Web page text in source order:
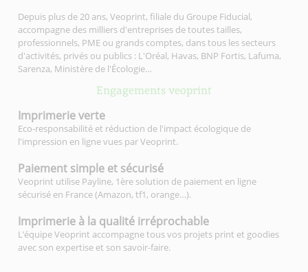
Depuis plus de 20 ans, Veoprint, filiale du Groupe Fiducial,
accompagne des milliers d'entreprises de toutes tailles,
professionnels, PME ou grands comptes, dans tous les secteurs
d'activités, privés ou publics : L'Oréal, Havas, BNP Fortis, Lafuma,
Sarenza, Ministère de l'Écologie…
Engagements veoprint
Imprimerieverte
Eco-responsabilité et réduction de l'impact écologique de
l'impression en ligne vues par Veoprint.
Paiement simple et sécurisé
Veoprint utilise Payline, 1ère solution de paiement en ligne
sécurisé en France (Amazon, tf1, orange…).
Imprimerie à la qualité irréprochable
L’équipe Veoprint accompagne tous vos projets print et goodies
avec son expertise et son savoir-faire.